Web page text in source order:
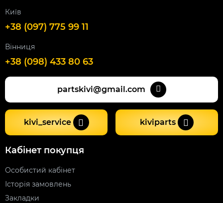
Київ
+38 (097) 775 99 11
Вінниця
+38 (098) 433 80 63
partskivi@gmail.com
kivi_service kiviparts
Кабінет покупця
Особистий кабінет
Історія замовлень
Закладки